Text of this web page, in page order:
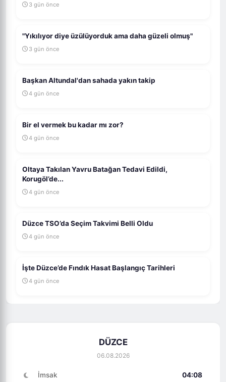
3 gün önce
"Yıkılıyor diye üzülüyorduk ama daha güzeli olmuş"
3 gün önce
Başkan Altundal'dan sahada yakın takip
4 gün önce
Bir el vermek bu kadar mı zor?
4 gün önce
Oltaya Takılan Yavru Batağan Tedavi Edildi,
Korugöl’de...
4 gün önce
Düzce TSO’da Seçim Takvimi Belli Oldu
4 gün önce
İşte Düzce’de Fındık Hasat Başlangıç Tarihleri
4 gün önce
DÜZCE
06.08.2026
İmsak 04:08